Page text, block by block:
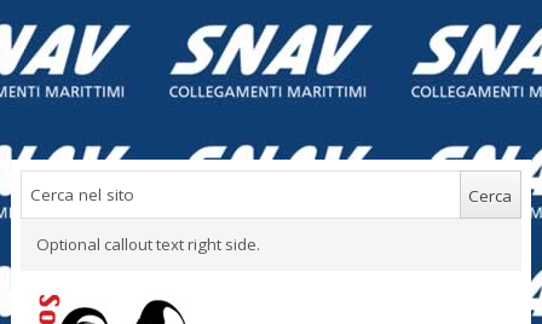
Optional callout text right side.